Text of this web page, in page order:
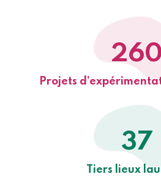
260
Projets
37
Tiers lieux